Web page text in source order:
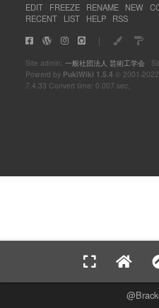
EDIT FREEZE RENAME NEW
RECENT
LIST HELP RSS
｜
Site admin: 一般社団法人 芸術工学会
Powerd by PukiWiki 1.5.4 © 2001-2022
7.4.33 Convert time: 0.007 sec.